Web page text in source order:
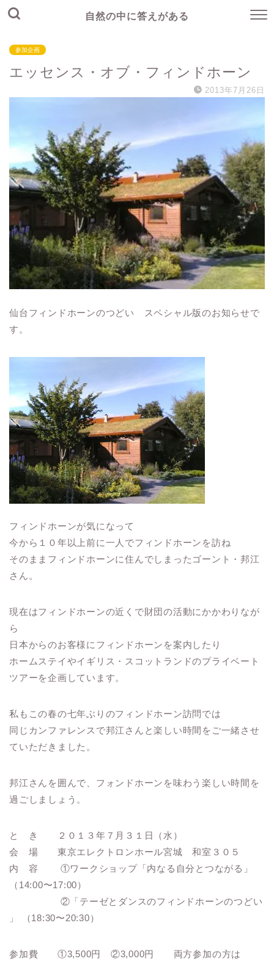
自然の中に答えがある
参加企画
エッセンス・オブ・フィンドホーン
2013年7月26日
仙台フィンドホーンのつどい スペシャル版のお知らせで
す。
フィンドホーンが気になって
今から１０年以上前に一人でフィンドホーンを訪ね
そのままフィンドホーンに住んでしまったゴーント・邦江
さん。
現在はフィンドホーンの近くで財団の活動にかかわりなが
ら
日本からのお客様にフィンドホーンを案内したり
ホームステイやイギリス・スコットランドのプライベート
ツアーを企画しています。
私もこの春の七年ぶりのフィンドホーン訪問では
同じカンファレンスで邦江さんと楽しい時間をご一緒させ
ていただきました。
邦江さんを囲んで、フォンドホーンを味わう楽しい時間を
過ごしましょう。
と き ２０１３年７月３１日（水）
会 場 東京エレクトロンホール宮城 和室３０５
内 容 ①ワークショップ「内なる自分とつながる」
（14:00〜17:00）
②「テーゼとダンスのフィンドホーンのつどい
」 （18:30〜20:30）
参加費 ①3,500円 ②3,000円 両方参加の方は